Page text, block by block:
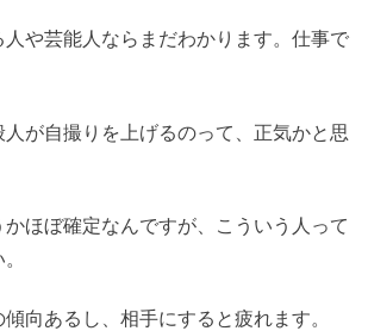
人や芸能人ならまだわかります。仕事で
が自撮りを上げるのって、正気かと思
ほぼ確定なんですが、こういう人って
向あるし、相手にすると疲れます。